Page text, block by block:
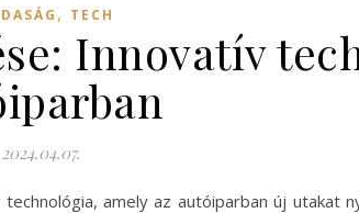
, TECH
Innovatív
2024.04.07.
amely az autóiparban új utakat